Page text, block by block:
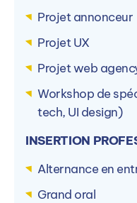
Projet annonceur
Projet UX
Projet web
Workshop de
tech, UI design)
INSERTION
Alternance en
Grand oral